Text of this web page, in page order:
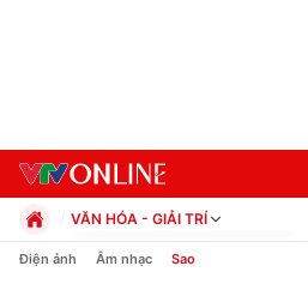
VĂN HÓA - GIẢI TRÍ
Chính trị
Điện ảnh Âm nhạc Sao